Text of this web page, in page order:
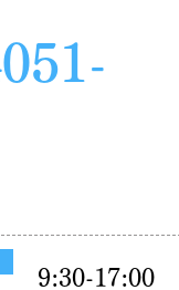
9:30-17:00